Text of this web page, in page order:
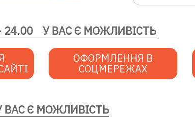
24.00 У ВАС Є МОЖЛИВІСТЬ
ОФОРМЛЕННЯ В
СОЦМЕРЕЖАХ
ВАС Є МОЖЛИВІСТЬ